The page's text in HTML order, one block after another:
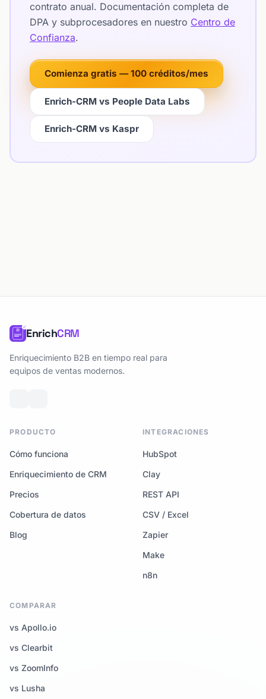
contrato anual. Documentación completa de
DPA y subprocesadores en nuestro Centro de
Confianza.
Comienza gratis — 100 créditos/mes
Enrich-CRM vs People Data Labs
Enrich-CRM vs Kaspr
EnrichCRM
Enriquecimiento B2B en tiempo real para
equipos de ventas modernos.
PRODUCTO
Cómo funciona
Enriquecimiento de CRM
Precios
Cobertura de datos
Blog
INTEGRACIONES
HubSpot
Clay
REST API
CSV / Excel
Zapier
Make
n8n
COMPARAR
vs Apollo.io
vs Clearbit
vs ZoomInfo
vs Lusha